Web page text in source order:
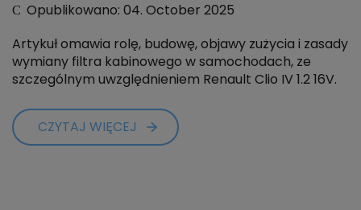
Opublikowano: 04. October 2025
Artykuł omawia rolę, budowę, objawy zużycia i zasady
wymiany filtra kabinowego w samochodach, ze
szczególnym uwzględnieniem Renault Clio IV 1.2 16V.
CZYTAJ WIĘCEJ